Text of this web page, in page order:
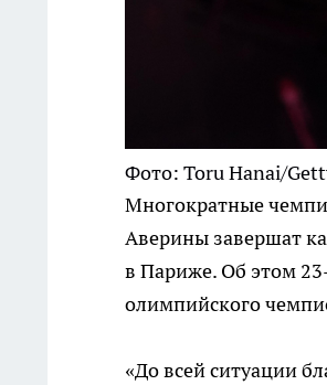
Фото: Toru Hanai/
Многократные
Аверины завершат
в Париже. Об этом
олимпийского
«До всей ситуации